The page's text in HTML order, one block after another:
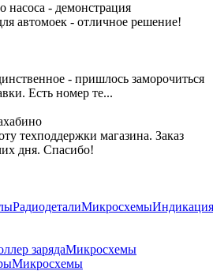
насоса - демонстрация
автомоек - отличное решение!
- пришлось заморочиться
Есть номер те...
техподдержки магазина. Заказ
дня. Спасибо!
РадиодеталиМикросхемыИндикация
зарядаМикросхемы
Микросхемы